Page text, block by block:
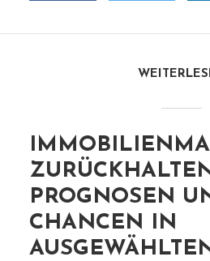
PROGNOSEN
CHANCEN IN